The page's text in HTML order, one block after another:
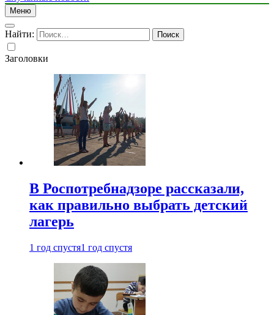
Меню
Найти:
Заголовки
В Роспотребнадзоре рассказали,
как правильно выбрать детский
лагерь
1 год спустя1 год спустя